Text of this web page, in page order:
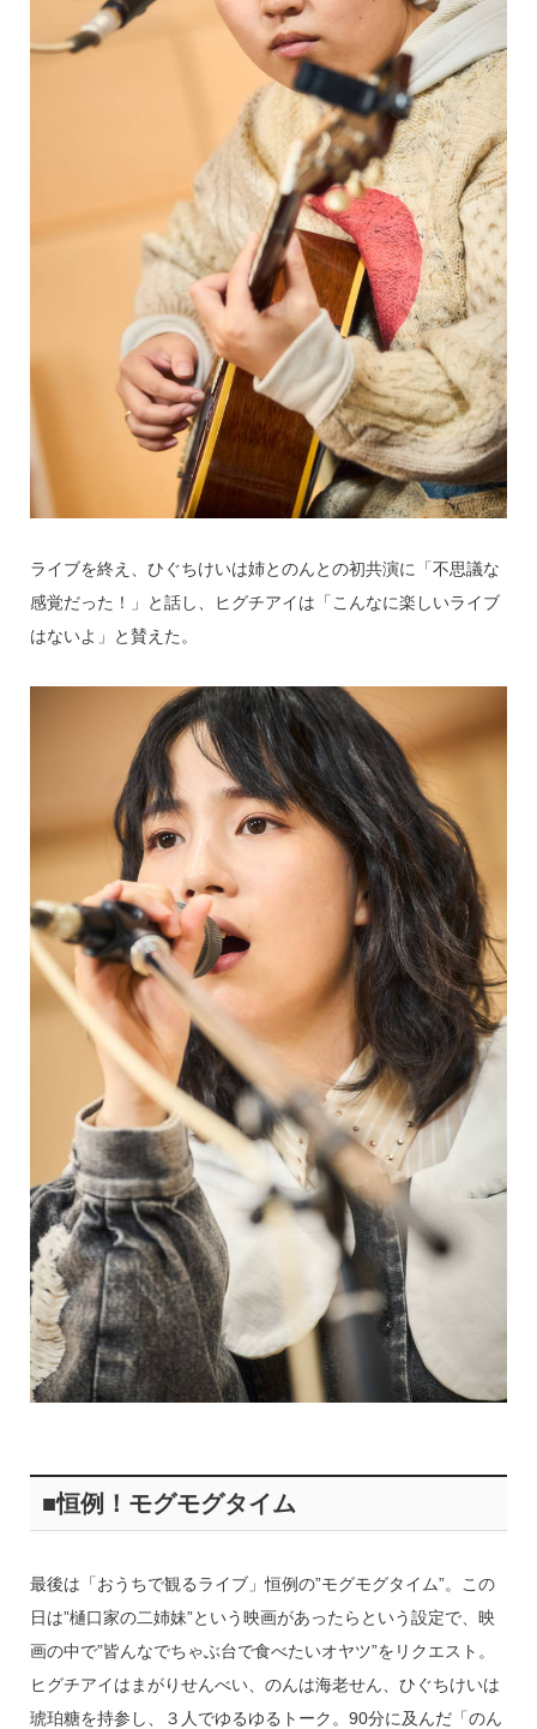
ライブを終え、ひぐちけいは姉とのんとの初共演に「不思議な
感覚だった！」と話し、ヒグチアイは「こんなに楽しいライブ
はないよ」と賛えた。
■恒例！モグモグタイム
最後は「おうちで観るライブ」恒例の”モグモグタイム”。この
日は”樋口家の二姉妹”という映画があったらという設定で、映
画の中で”皆んなでちゃぶ台で食べたいオヤツ”をリクエスト。
ヒグチアイはまがりせんべい、のんは海老せん、ひぐちけいは
琥珀糖を持参し、３人でゆるゆるトーク。90分に及んだ「のん